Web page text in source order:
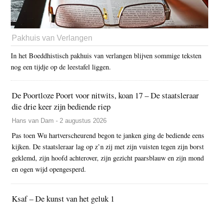
Pakhuis van Verlangen
In het Boeddhistisch pakhuis van verlangen blijven sommige teksten
nog een tijdje op de leestafel liggen.
De Poortloze Poort voor nitwits, koan 17 – De staatsleraar
die drie keer zijn bediende riep
Hans van Dam - 2 augustus 2026
Pas toen Wu hartverscheurend begon te janken ging de bediende eens
kijken. De staatsleraar lag op z’n zij met zijn vuisten tegen zijn borst
geklemd, zijn hoofd achterover, zijn gezicht paarsblauw en zijn mond
en ogen wijd opengesperd.
Ksaf – De kunst van het geluk 1